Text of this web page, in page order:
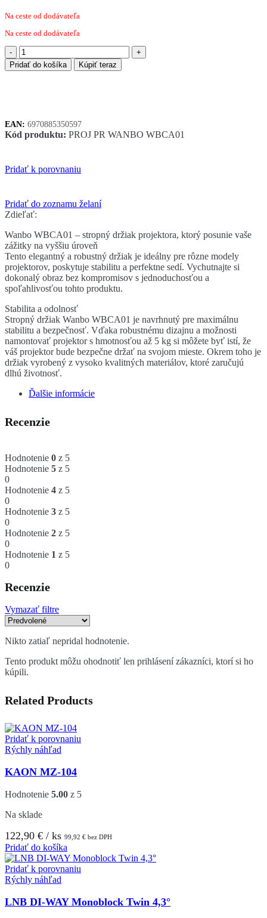
Na ceste od dodávateľa
Na ceste od dodávateľa
množstvo
Stojan
pre
Pridať do košíka Kúpiť teraz
EAN: 6970885350597
Kód produktu: PROJ PR WANBO WBCA01
Pridať k porovnaniu
Pridať do zoznamu želaní
Zdieľať:
Wanbo WBCA01 – stropný držiak projektora, ktorý posunie vaše
zážitky na vyššiu úroveň
Tento elegantný a robustný držiak je ideálny pre rôzne modely
projektorov, poskytuje stabilitu a perfektne sedí. Vychutnajte si
dokonalý obraz bez kompromisov s jednoduchosťou a
spoľahlivosťou tohto produktu.
Stabilita a odolnosť
Stropný držiak Wanbo WBCA01 je navrhnutý pre maximálnu
stabilitu a bezpečnosť. Vďaka robustnému dizajnu a možnosti
namontovať projektor s hmotnosťou až 5 kg si môžete byť istí, že
váš projektor bude bezpečne držať na svojom mieste. Okrem toho je
držiak vyrobený z vysoko kvalitných materiálov, ktoré zaručujú
dlhú životnosť.
Ďalšie informácie
Recenzie
Hodnotenie 0 z 5
Hodnotenie 5 z 5
0
Hodnotenie 4 z 5
0
Hodnotenie 3 z 5
0
Hodnotenie 2 z 5
0
Hodnotenie 1 z 5
0
Recenzie
Vymazať filtre
Nikto zatiaľ nepridal hodnotenie.
Tento produkt môžu ohodnotiť len prihlásení zákazníci, ktorí si ho
kúpili.
Related Products
Pridať k porovnaniu
Rýchly náhľad
KAON MZ-104
Hodnotenie 5.00 z 5
Na sklade
122,90 € / ks 99,92 € bez DPH
Pridať do košíka
Pridať k porovnaniu
Rýchly náhľad
LNB DI-WAY Monoblock Twin 4,3°